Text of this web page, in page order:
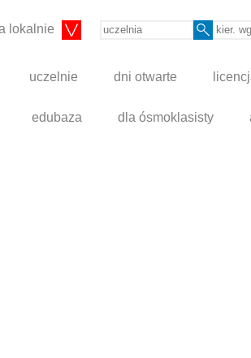
lokalnie
uczelnie dni otwarte
edubaza dla ósmoklasisty